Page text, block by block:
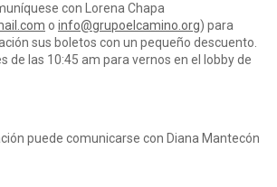
con Lorena Chapa
o info@grupoelcamino.org) para
sus boletos con un pequeño descuento.
de las 10:45 am para vernos en el lobby de
puede comunicarse con Diana Mantecón